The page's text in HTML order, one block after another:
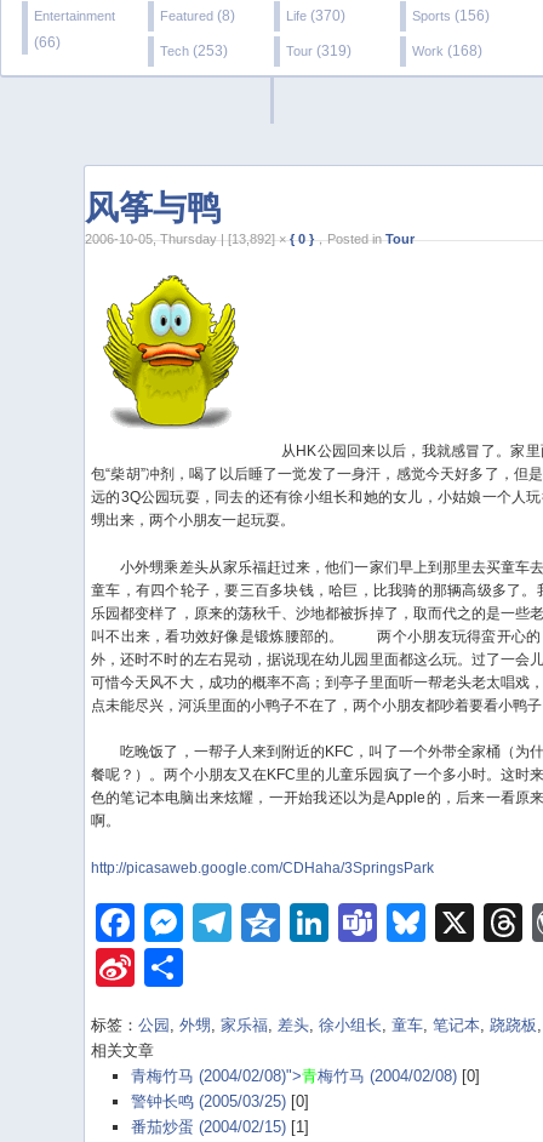
Entertainment
(66)
Featured (8) Life (370) Sports (156)
Tech (253) Tour (319) Work (168)
风筝与鸭
2006-10-05, Thursday | [13,892] ×{ 0 }，Posted inTour
从HK公园回来以后，我就感冒了。家里
包“柴胡”冲剂，喝了以后睡了一觉发了一身汗，感觉今天好多了，但
远的3Q公园玩耍，同去的还有徐小组长和她的女儿，小姑娘一个人
甥出来，两个小朋友一起玩耍。
小外甥乘差头从家乐福赶过来，他们一家们早上到那里去买童车
童车，有四个轮子，要三百多块钱，哈巨，比我骑的那辆高级多了
乐园都变样了，原来的荡秋千、沙地都被拆掉了，取而代之的是一些
叫不出来，看功效好像是锻炼腰部的。
两个小朋友玩得蛮开心的
外，还时不时的左右晃动，据说现在幼儿园里面都这么玩。过了一会
可惜今天风不大，成功的概率不高；到亭子里面听一帮老头老太唱戏
点未能尽兴，河浜里面的小鸭子不在了，两个小朋友都吵着要看小鸭
吃晚饭了，一帮子人来到附近的KFC，叫了一个外带全家桶（为
餐呢？）。两个小朋友又在KFC里的儿童乐园疯了一个多小时。这时
色的笔记本电脑出来炫耀，一开始我还以为是Apple的，后来一看原
啊。
http://picasaweb.google.com/CDHaha/3SpringsPark
Facebook
Messenger
Telegram
Qzone
LinkedIn
TeamsX
Sina
Weibo
标签：公园 ,外甥,家乐福, 差头,徐小组长,童车,笔记本,跷跷板
相关文章
青梅竹马 (2004/02/08)">青梅竹马 (2004/02/08)[0]
警钟长鸣 (2005/03/25)[0]
番茄炒蛋 (2004/02/15)[1]